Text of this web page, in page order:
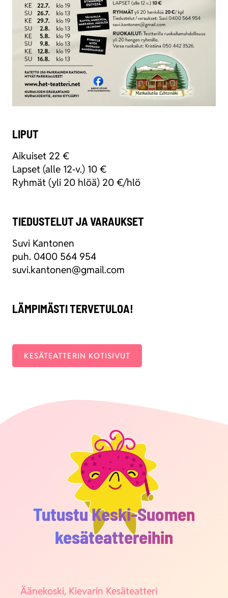
LIPUT
Aikui­set 22 €
Lap­set (alle 12‑v.) 10 €
Ryh­mät (yli 20 hlöä) 20 €/hlö
TIEDUSTELUT JA VARAUKSET
Suvi Kan­to­nen
puh. 0400 564 954
suvi.kantonen@gmail.com
LÄMPIMÄSTI TERVETULOA!
KESÄ­TEAT­TE­RIN KOTI­SI­VUT
Tutustu Keski-Suomen
kesäteattereihin
Ääne­kos­ki, Kie­va­rin Kesä­teat­te­ri